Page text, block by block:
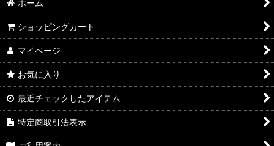
ホーム
ショッピングカート
マイページ
お気に入り
最近チェックしたアイテム
特定商取引法表示